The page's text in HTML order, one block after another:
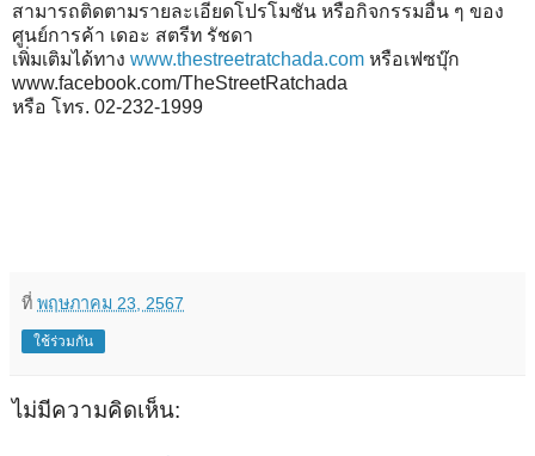
สามารถติดตามรายละเอียดโปรโมชัน หรือกิจกรรมอื่น ๆ ของ
ศูนย์การค้า เดอะ สตรีท รัชดา
เพิ่มเติมได้ทาง www.thestreetratchada.com หรือเฟซบุ๊ก
www.facebook.com/TheStreetRatchada
หรือ โทร. 02-232-1999
ที่ พฤษภาคม 23, 2567
ใช้ร่วมกัน
ไม่มีความคิดเห็น: